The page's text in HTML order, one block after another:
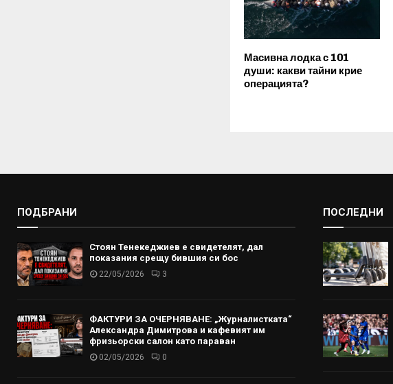
Масивна лодка с 101
души: какви тайни крие
операцията?
ПОДБРАНИ
Стоян Тенекеджиев е свидетелят, дал
показания срещу бившия си бос
22/05/2026 3
ФАКТУРИ ЗА ОЧЕРНЯВАНЕ: „Журналистката“
Александра Димитрова и кафевият им
фризьорски салон като параван
02/05/2026 0
ПОСЛЕДНИ